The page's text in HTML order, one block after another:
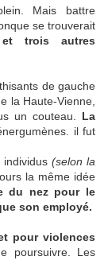
Mais battre
se trouverait
et trois autres
de gauche
la Haute-Vienne,
un couteau. La
il fut
individus(selon la
la même idée
du nez pour le
son employé.
pour violences
poursuivre. Les